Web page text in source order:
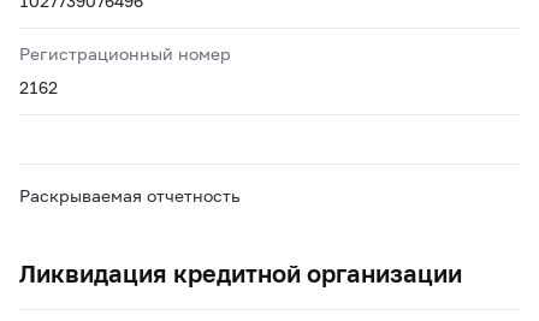
Регистрационный номер
2162
Раскрываемая отчетность
Ликвидация кредитной организации